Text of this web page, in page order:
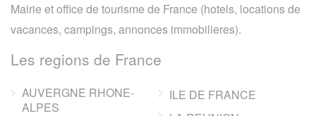
Mairie et office de tourisme de France (hotels, locations de
vacances, campings, annonces immobilieres).
Les regions de France
AUVERGNE RHONE-
ALPES
ILE DE FRANCE